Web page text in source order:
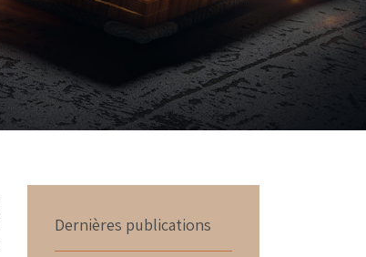
Dernières publications